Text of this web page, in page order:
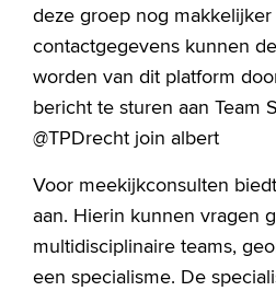
deze groep nog
contactgegevens kunnen
worden van dit platform
bericht te sturen aan Team
@TPDrecht join albert
Voor meekijkconsulten biedt
aan. Hierin kunnen vragen
multidisciplinaire teams,
een specialisme. De